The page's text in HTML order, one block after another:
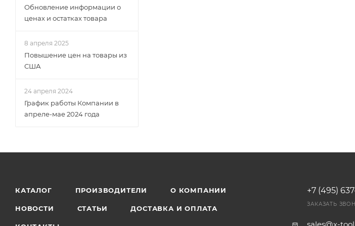
Обновление информации о
ценах и остатках товара
8 апреля 2025
Повышение цен на товары из
США
24 апреля 2024
График работы Компании в
апреле-мае 2024 года
КАТАЛОГ ПРОИЗВОДИТЕЛИ О КОМПАНИИ
НОВОСТИ СТАТЬИ ДОСТАВКА И ОПЛАТА
+7 (495)
ЗАКАЗАТЬ